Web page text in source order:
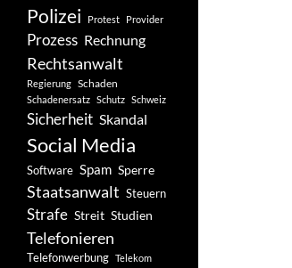
Polizei Protest Provider
Prozess Rechnung
Rechtsanwalt
Regierung Schaden
Schadenersatz Schutz Schweiz
Sicherheit Skandal
Social Media
Software Spam Sperre
Staatsanwalt Steuern
Strafe Streit Studien
Telefonieren
Telefonwerbung Telekom